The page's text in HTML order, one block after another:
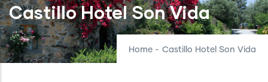
Castillo Hotel Son Vida
Home - Castillo Hotel Son Vida